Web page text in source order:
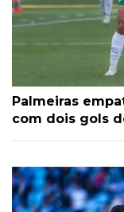
Palmeiras
com dois gols